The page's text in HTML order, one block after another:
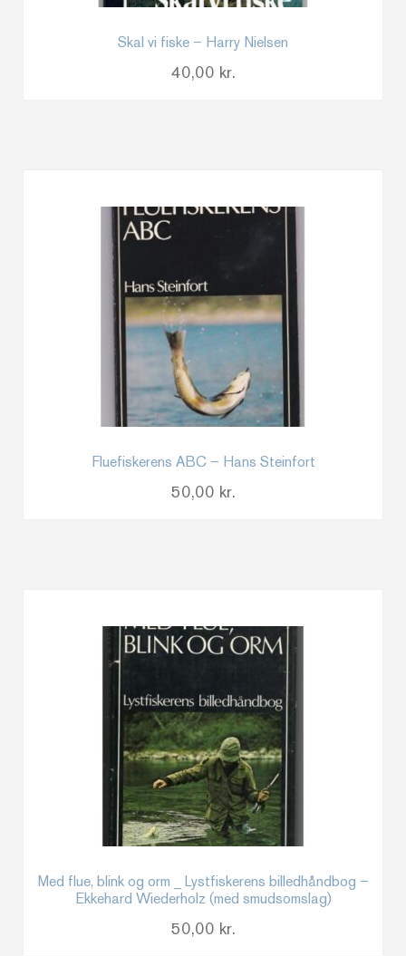
Skal vi fiske – Harry Nielsen
40,00 kr.
Fluefiskerens ABC – Hans Steinfort
50,00 kr.
Med flue, blink og orm _ Lystfiskerens billedhåndbog –
Ekkehard Wiederholz (med smudsomslag)
50,00 kr.